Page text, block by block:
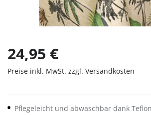
24,95 €
Preise inkl. MwSt. zzgl. Versandkosten
Pflegeleicht und abwaschbar dank